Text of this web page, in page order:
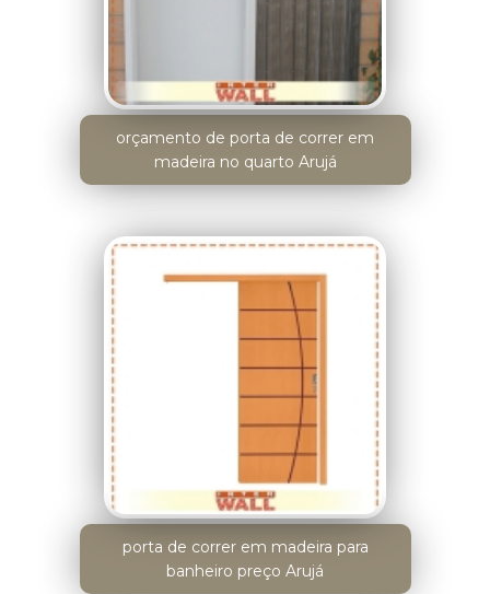
orçamento de porta de correr em
madeira no quarto Arujá
porta de correr em madeira para
banheiro preço Arujá